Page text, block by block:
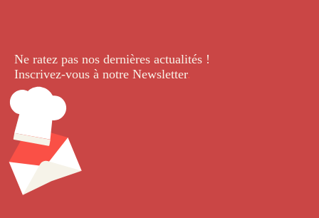
Ne ratez pas nos dernières actualités !
Inscrivez-vous à notre Newsletter.